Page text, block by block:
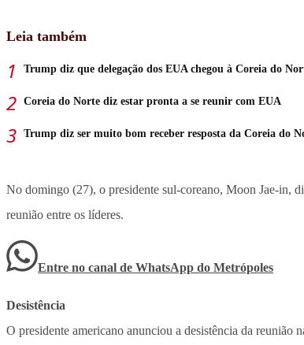
Leia também
Trump diz que delegação dos EUA chegou à Coreia do
Coreia do Norte diz estar pronta a se reunir com EUA
Trump diz ser muito bom receber resposta da Coreia do
No domingo (27), o presidente sul-coreano, Moon Jae-in,
reunião entre os líderes.
Entre no canal de WhatsApp do Metrópoles
Desistência
O presidente americano anunciou a desistência da reunião